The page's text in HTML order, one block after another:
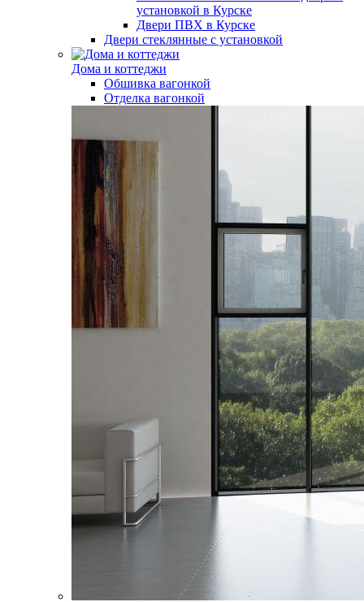
установкой в Курске
Двери ПВХ в Курске
Двери стеклянные с установкой
Дома и коттеджи
Обшивка вагонкой
Отделка вагонкой